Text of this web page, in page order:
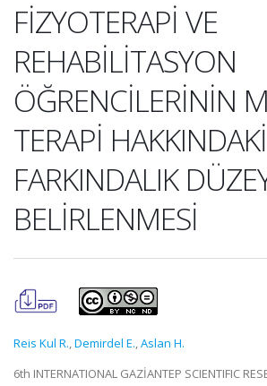
FİZYOTERAPİ VE
REHABİLİTASYON
ÖĞRENCİLERİNİN
TERAPİ HAKKINDAKİ
FARKINDALIK
BELİRLENMESİ
Reis Kul R.,Demirdel E.,Aslan H.
6th INTERNATIONAL GAZİANTEP SCIENTIFIC